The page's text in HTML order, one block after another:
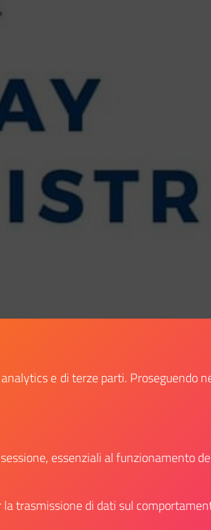
e di terze parti. Proseguendo
essenziali al funzionamento
la trasmissione di dati sul